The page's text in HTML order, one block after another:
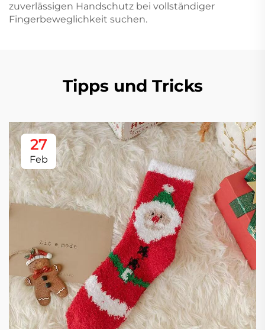
zuverlässigen Handschutz bei vollständiger
Fingerbeweglichkeit suchen.
Tipps und Tricks
27
Feb